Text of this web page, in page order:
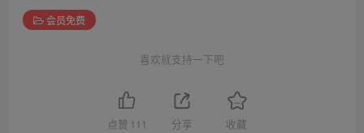
会员免费
喜欢就支持一下吧
点赞 111 分享 收藏